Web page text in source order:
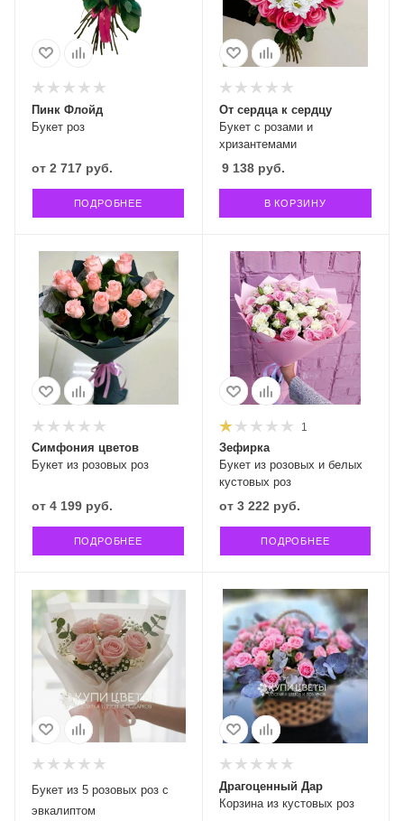
Букет роз
Пинк Флойд
от 2 717 руб.
ПОДРОБНЕЕ
Букет с розами и
хризантемами
От сердца к сердцу
9 138руб.
В КОРЗИНУ
Букет из розовых роз
Симфония цветов
от 4 199 руб.
ПОДРОБНЕЕ
1
Букет из розовых и белых
кустовых роз
Зефирка
от 3 222 руб.
ПОДРОБНЕЕ
Букет из 5 розовых роз с
эвкалиптом
Корзина из кустовых роз
Драгоценный Дар